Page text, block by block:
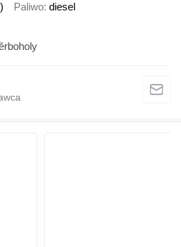
Paliwo diesel